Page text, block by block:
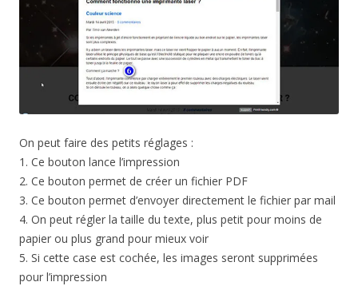
On peut faire des petits réglages :
1. Ce bouton lance l’impression
2. Ce bouton permet de créer un fichier PDF
3. Ce bouton permet d’envoyer directement le fichier par mail
4. On peut régler la taille du texte, plus petit pour moins de
papier ou plus grand pour mieux voir
5. Si cette case est cochée, les images seront supprimées
pour l’impression